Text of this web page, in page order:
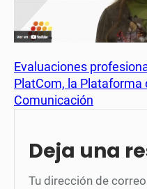
Evaluaciones
PlatCom, la Plataforma
Comunicación
Deja una
Tu dirección de